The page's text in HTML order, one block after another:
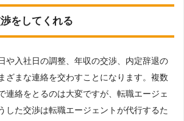
をしてくれる
や入社日の調整、年収の交渉、内定辞退の
ざまな連絡を交わすことになります。複数
連絡をとるのは大変ですが、転職エージェ
した交渉は転職エージェントが代行するた